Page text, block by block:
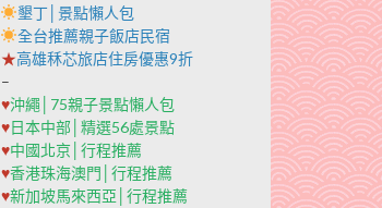
墾丁│景點懶人包
全台推薦親子飯店民宿
★高雄秝芯旅店住房優惠9折
–
♥沖繩│75親子景點懶人包
♥日本中部│精選56處景點
♥中國北京│行程推薦
♥香港珠海澳門│行程推薦
♥新加坡馬來西亞│行程推薦